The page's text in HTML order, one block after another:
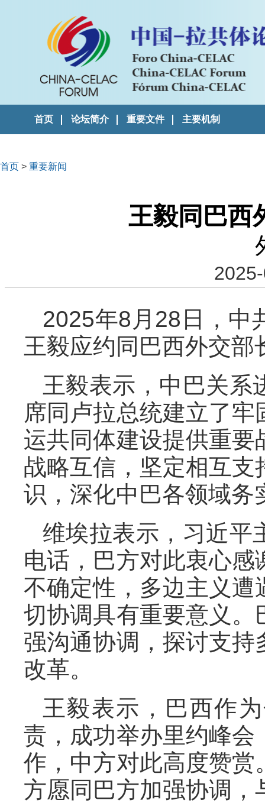
首页 论坛简介 重要文件 主要机制
首页 > 重要新闻
王毅同巴西
2025年8月28日，中
王毅应约同巴西外交部
王毅表示，中巴关系
席同卢拉总统建立了
运共同体建设提供重
战略互信，坚定相互
识，深化中巴各领域务
维埃拉表示，习近平
电话，巴方对此衷心
不确定性，多边主义
切协调具有重要意义
强沟通协调，探讨支
改革。
王毅表示，巴西作
责，成功举办里约峰
作，中方对此高度赞
方愿同巴方加强协调